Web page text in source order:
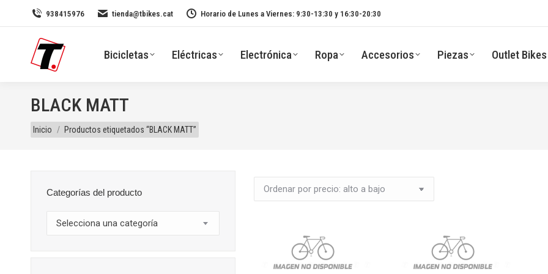
938415976 tienda@tbikes.cat Horario de Lunes a Viernes: 9:30-13:30 y 16:30-20:30
Bicicletas Eléctricas Electrónica Ropa Accesorios Piezas Outlet Bikes
BLACK MATT
Estás aquí:
Inicio Productos etiquetados “BLACK MATT”
Categorías del producto
Selecciona una categoría